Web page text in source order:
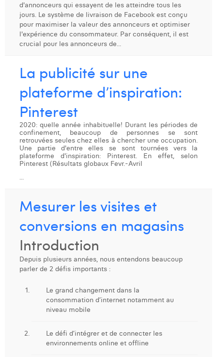
Lisa Protin
Lore Fierens
Lotte Vranckx
Louis Nassogne
Lucas Taels
Manon Houppertz
Margaux Marien
Margaux Snakkers
Mathias Segers
Ninon Chevalier
Olivia Lohest
Pieter Maesmans
Sebastiaan Reeskamp
Thomas Kurevic
Victor Hayot
d'annonceurs qui essayent de les atteindre tous les
jours. Le système de livraison de Facebook est conçu
pour maximiser la valeur des annonceurs et optimiser
l'expérience du consommateur. Par conséquent, il est
crucial pour les annonceurs de...
La publicité sur une
plateforme d’inspiration:
Pinterest
2020: quelle année inhabituelle! Durant les périodes de
confinement, beaucoup de personnes se sont
retrouvées seules chez elles à chercher une occupation.
Une partie d'entre elles se sont tournées vers la
plateforme d'inspiration: Pinterest. En effet, selon
Pinterest (Résultats globaux Fevr.-Avril
...
Mesurer les visites et
conversions en magasins
Introduction
Depuis plusieurs années, nous entendons beaucoup
parler de 2 défis importants :
Le grand changement dans la
consommation d’internet notamment au
niveau mobile
Le défi d’intégrer et de connecter les
environnements online et offline